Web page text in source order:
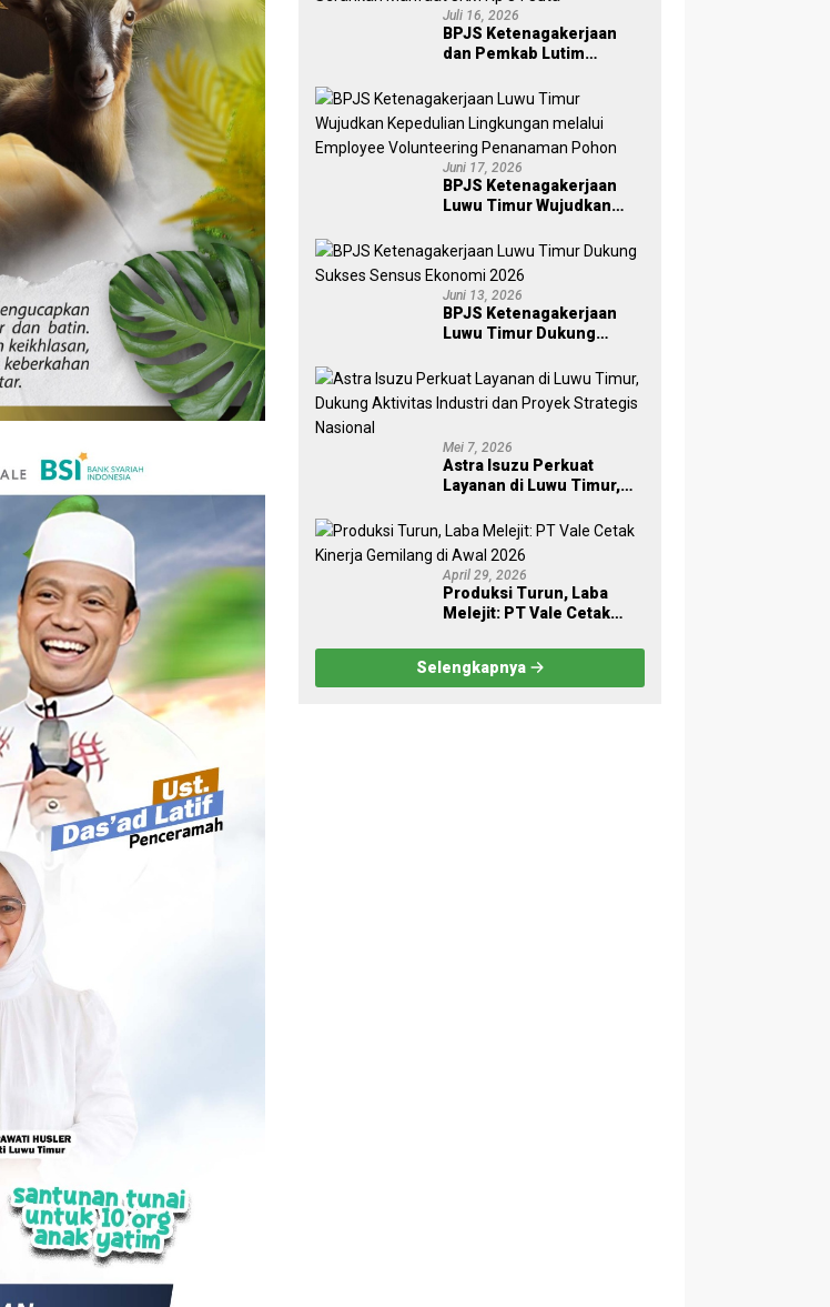
Juli 16, 2026
BPJS Ketenagakerjaan
dan Pemkab Lutim
Pekerja Ekosistem Desa,
Serahkan Manfaat JKM Rp
84 Juta
Juni 17, 2026
BPJS Ketenagakerjaan
Luwu Timur Wujudkan
melalui Employee
Volunteering Penanaman
Pohon
Juni 13, 2026
BPJS Ketenagakerjaan
Luwu Timur Dukung
2026
Mei 7, 2026
Astra Isuzu Perkuat
Layanan di Luwu Timur,
dan Proyek Strategis
Nasional
April 29, 2026
Produksi Turun, Laba
Melejit: PT Vale Cetak
2026
Selengkapnya